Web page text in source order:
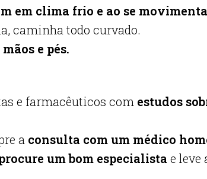
em clima frio e ao se
caminha todo curvado.
e pés.
e farmacêuticos com estudos
a consulta com um médico
um bom especialista e leve